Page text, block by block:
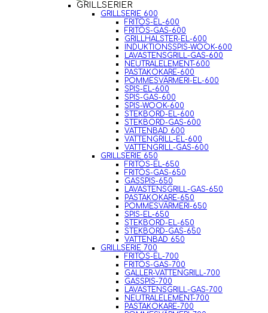
GRILLSERIER
GRILLSERIE 600
FRITÖS-EL-600
FRITÖS-GAS-600
GRILLHALSTER-EL-600
INDUKTIONSSPIS-WOOK-600
LAVASTENSGRILL-GAS-600
NEUTRALELEMENT-600
PASTAKOKARE-600
POMMESVÄRMERI-EL-600
SPIS-EL-600
SPIS-GAS-600
SPIS-WOOK-600
STEKBORD-EL-600
STEKBORD-GAS-600
VATTENBAD 600
VATTENGRILL-EL-600
VATTENGRILL-GAS-600
GRILLSERIE 650
FRITÖS-EL-650
FRITÖS-GAS-650
GASSPIS-650
LAVASTENSGRILL-GAS-650
PASTAKOKARE-650
POMMESVÄRMERI-650
SPIS-EL-650
STEKBORD-EL-650
STEKBORD-GAS-650
VATTENBAD 650
GRILLSERIE 700
FRITÖS-EL-700
FRITÖS-GAS-700
GALLER-VATTENGRILL-700
GASSPIS-700
LAVASTENSGRILL-GAS-700
NEUTRALELEMENT-700
PASTAKOKARE-700